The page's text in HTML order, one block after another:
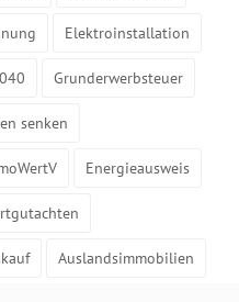
Elektroinstallation
Grunderwerbsteuer
senken
Energieausweis
Auslandsimmobilien